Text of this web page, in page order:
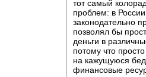
тот самый
проблем: в
законодательно
позволял бы
деньги в
потому что
на кажущуюся
финансовые